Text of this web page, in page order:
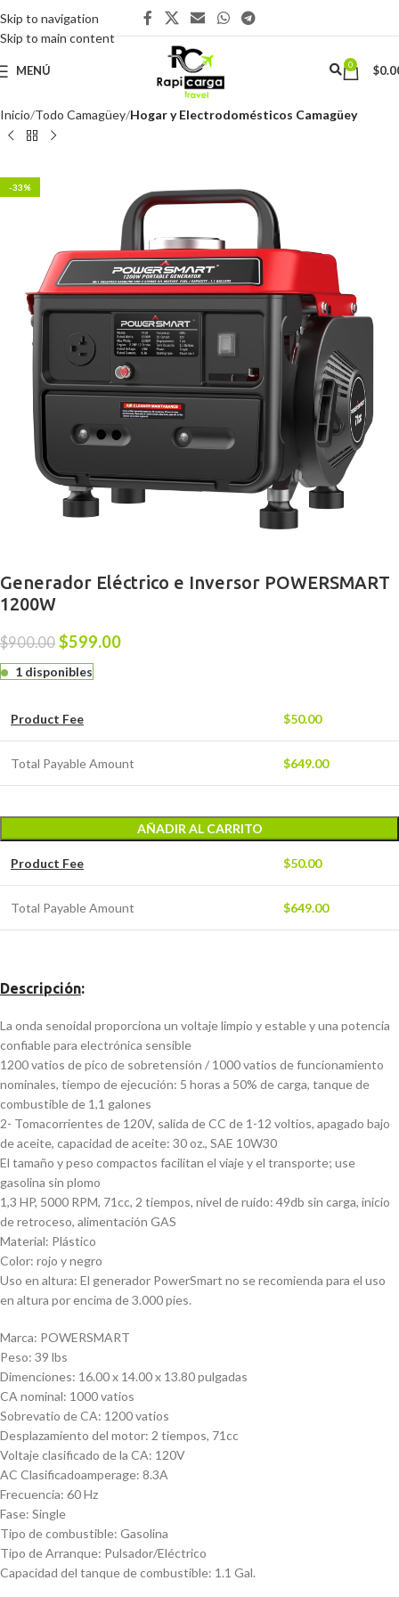
Skip to navigation
Skip to main content
MENÚ 0 $
Inicio Todo Camagüey Hogar y Electrodomésticos Camagüey
-33%
Generador Eléctrico e Inversor POWERSMART
1200W
$900.00 $599.00
1 disponibles
Product Fee $50.00
Total Payable Amount $649.00
AÑADIR AL CARRITO
Product Fee $50.00
Total Payable Amount $649.00
Descripción:
La onda senoidal proporciona un voltaje limpio y estable y una potencia
confiable para electrónica sensible
1200 vatios de pico de sobretensión / 1000 vatios de funcionamiento
nominales, tiempo de ejecución: 5 horas a 50% de carga, tanque de
combustible de 1,1 galones
2- Tomacorrientes de 120V, salida de CC de 1-12 voltios, apagado bajo
de aceite, capacidad de aceite: 30 oz., SAE 10W30
El tamaño y peso compactos facilitan el viaje y el transporte; use
gasolina sin plomo
1,3 HP, 5000 RPM, 71cc, 2 tiempos, nivel de ruido: 49db sin carga, inicio
de retroceso, alimentación GAS
Material: Plástico
Color: rojo y negro
Uso en altura: El generador PowerSmart no se recomienda para el uso
en altura por encima de 3.000 pies.
Marca: POWERSMART
Peso: 39 lbs
Dimenciones: 16.00 x 14.00 x 13.80 pulgadas
CA nominal: 1000 vatios
Sobrevatio de CA: 1200 vatios
Desplazamiento del motor: 2 tiempos, 71cc
Voltaje clasificado de la CA: 120V
AC Clasificadoamperage: 8.3A
Frecuencia: 60 Hz
Fase: Single
Tipo de combustible: Gasolina
Tipo de Arranque: Pulsador/Eléctrico
Capacidad del tanque de combustible: 1.1 Gal.